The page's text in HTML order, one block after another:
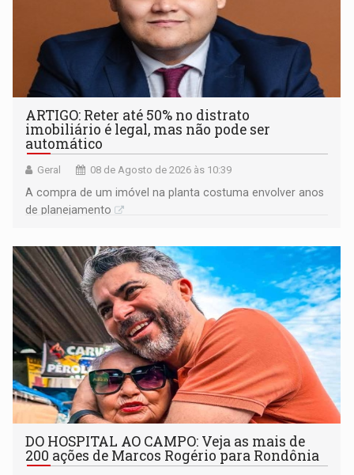
ARTIGO: Reter até 50% no distrato
imobiliário é legal, mas não pode ser
automático
Geral 08 de Agosto de 2026 às 10:39
A compra de um imóvel na planta costuma envolver anos
de planejamento
DO HOSPITAL AO CAMPO: Veja as mais de
200 ações de Marcos Rogério para Rondônia